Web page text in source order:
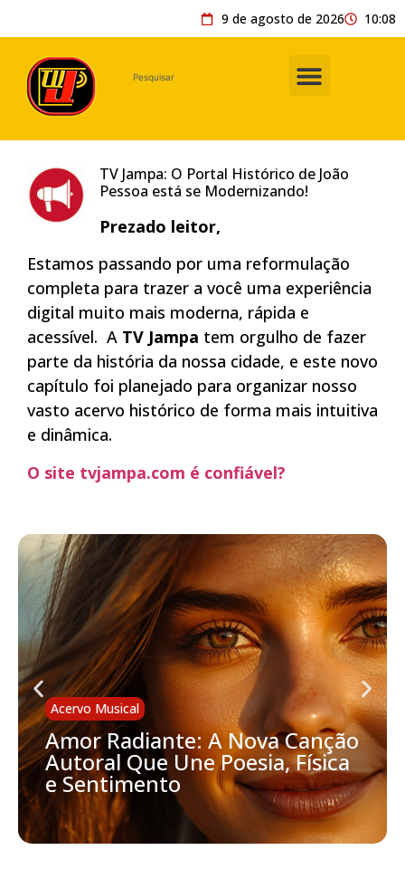
9 de agosto de 2026 10:08
TV Jampa: O Portal Histórico de João
Pessoa está se Modernizando!
Prezado leitor,
Estamos passando por uma reformulação
completa para trazer a você uma experiência
digital muito mais moderna, rápida e
acessível. A TV Jampa tem orgulho de fazer
parte da história da nossa cidade, e este novo
capítulo foi planejado para organizar nosso
vasto acervo histórico de forma mais intuitiva
e dinâmica.
O site tvjampa.com é confiável?
Acervo Musical
Amor Radiante: A Nova Canção
Autoral Que Une Poesia, Física
e Sentimento